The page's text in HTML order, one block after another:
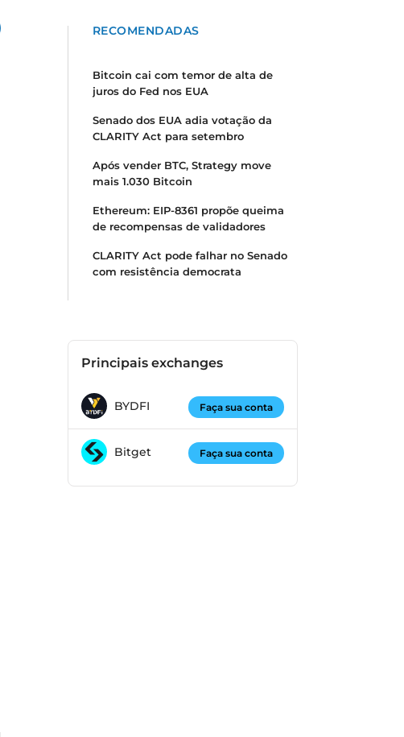
RECOMENDADAS
Bitcoin cai com temor de alta de
juros do Fed nos EUA
Senado dos EUA adia votação da
CLARITY Act para setembro
Após vender BTC, Strategy move
mais 1.030 Bitcoin
Ethereum: EIP-8361 propõe queima
de recompensas de validadores
CLARITY Act pode falhar no Senado
com resistência democrata
Principais exchanges
BYDFI Faça sua conta
Bitget Faça sua conta